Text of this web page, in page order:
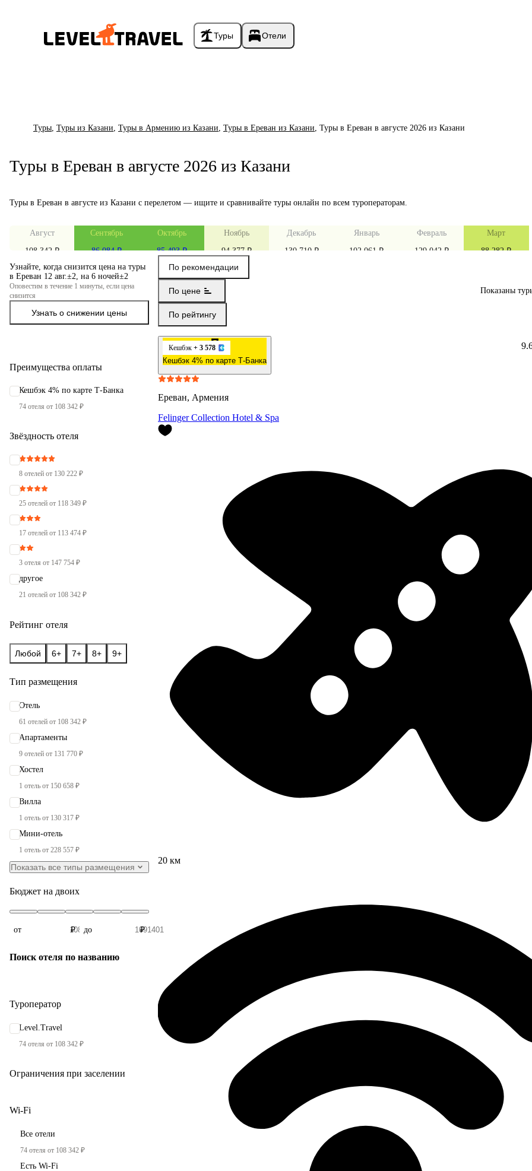
Туры Отели
Туры Туры из Казани Туры в Армению из Казани Туры в Ереван из Казани Туры в Ереван в августе 2026 из Казани
Туры в Ереван в августе 2026 из Казани
Туры в Ереван в августе из Казани с перелетом — ищите и сравнивайте туры онлайн по всем туроператорам.
Август
108 342 ₽
Сентябрь
86 084 ₽
Октябрь
85 493 ₽
Ноябрь
94 377 ₽
Декабрь
130 710 ₽
Январь
102 061 ₽
Февраль
129 042 ₽
Март
88 282 ₽
Узнайте, когда снизится цена на туры
в Ереван 12 авг.±2, на 6 ночей±2
Оповестим в течение 1 минуты, если цена
снизится
Узнать о снижении цены
Преимущества оплаты
Кешбэк 4% по карте Т-Банка
74 отеля от 108 342 ₽
Звёздность отеля
8 отелей от 130 222 ₽
25 отелей от 118 349 ₽
17 отелей от 113 474 ₽
3 отеля от 147 754 ₽
другое
21 отелей от 108 342 ₽
Рейтинг отеля
Любой 6+ 7+ 8+ 9+
Тип размещения
Отель
61 отелей от 108 342 ₽
Апартаменты
9 отелей от 131 770 ₽
Хостел
1 отель от 150 658 ₽
Вилла
1 отель от 130 317 ₽
Мини-отель
1 отель от 228 557 ₽
Показать все типы размещения
Бюджет на двоих
от ₽ до ₽
Поиск отеля по названию
Туроператор
Level.Travel
74 отеля от 108 342 ₽
Ограничения при заселении
Wi-Fi
Все отели
74 отеля от 108 342 ₽
Есть Wi-Fi
По рекомендации
По цене
По рейтингу
Показаны
Кешбэк + 3 578
Кешбэк 4% по карте Т-Банка
Ереван, Армения
Felinger Collection Hotel & Spa
20 км